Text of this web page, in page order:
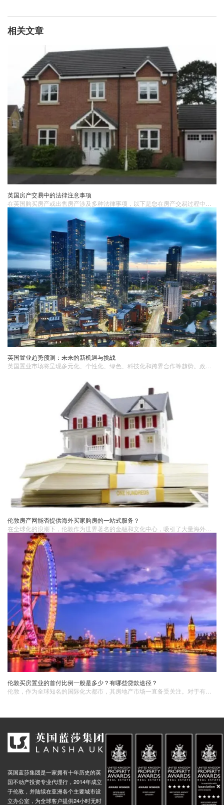
相关文章
英国房产交易中的法律注意事项
英国置业趋势预测：未来的新机遇与挑战
伦敦房产网能否提供海外买家购房的一站式服务？
伦敦买房置业的首付比例一般是多少？有哪些贷款途径？
英国蓝莎集团是一家拥有十年历史的英
国不动产投资专业代理行，2014年成立
于伦敦，并陆续在亚洲各个主要城市设
立办公室，为全球客户提供24小时无时